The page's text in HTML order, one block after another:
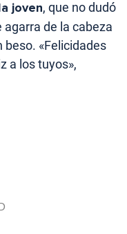
joven, que no dudó
de la cabeza
beso. «Felicidades
a los tuyos»,